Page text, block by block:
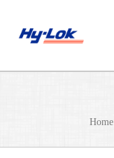
Home